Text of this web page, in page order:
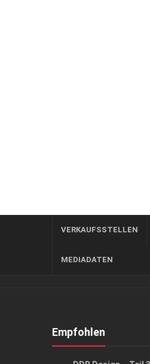
VERKAUFSSTELLEN
MEDIADATEN
Empfohlen